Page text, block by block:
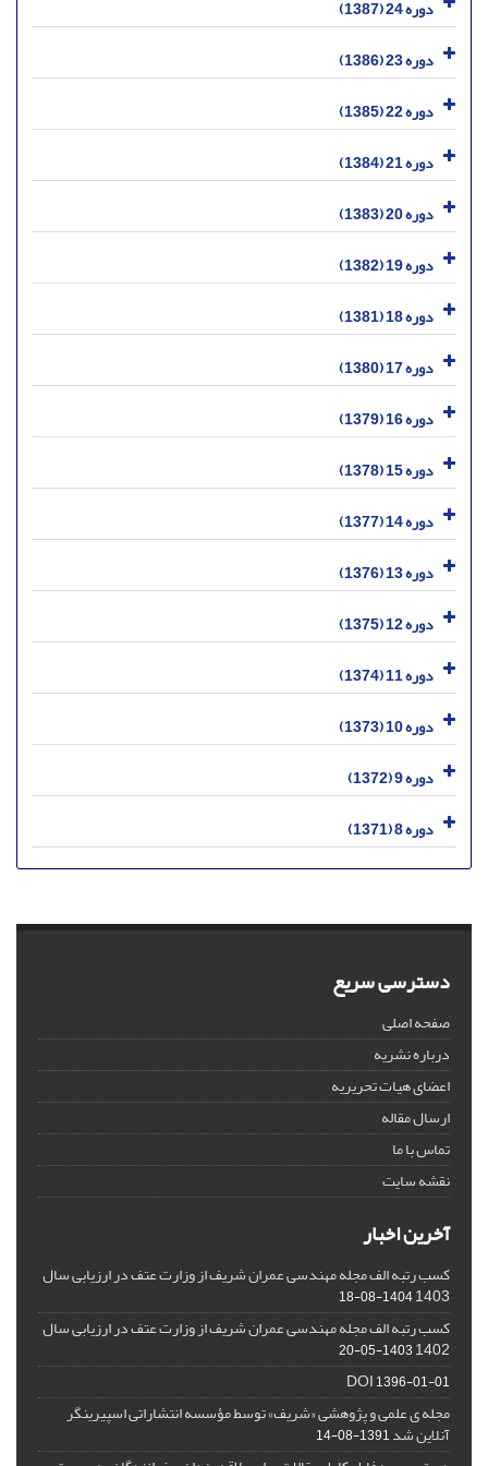
دوره 24 (1387)
دوره 23 (1386)
دوره 22 (1385)
دوره 21 (1384)
دوره 20 (1383)
دوره 19 (1382)
دوره 18 (1381)
دوره 17 (1380)
دوره 16 (1379)
دوره 15 (1378)
دوره 14 (1377)
دوره 13 (1376)
دوره 12 (1375)
دوره 11 (1374)
دوره 10 (1373)
دوره 9 (1372)
دوره 8 (1371)
دسترسی سریع
صفحه اصلی
درباره نشریه
اعضای هیات تحریریه
ارسال مقاله
تماس با ما
نقشه سایت
آخرین اخبار
کسب رتبه الف مجله مهندسی عمران شریف از وزارت عتف در ارزیابی سال
1403
1404-08-18
کسب رتبه الف مجله مهندسی عمران شریف از وزارت عتف در ارزیابی سال
1402
1403-05-20
DOI1396-01-01
مجله ی علمی و پژوهشی «شریف» توسط مؤسسه انتشاراتی اسپیرینگر
آنلاین شد1391-08-14